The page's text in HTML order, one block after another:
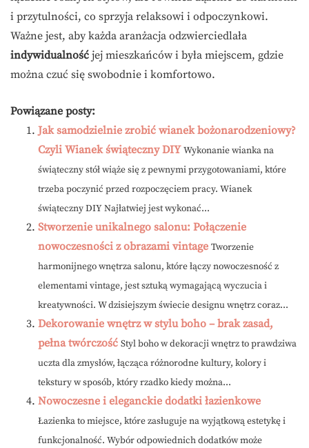
i przytulności, co sprzyja relaksowi i odpoczynkowi.
Ważne jest, aby każda aranżacja odzwierciedlała
indywidualność jej mieszkańców i była miejscem, gdzie
można czuć się swobodnie i komfortowo.
Powiązane posty:
Jak samodzielnie zrobić wianek bożonarodzeniowy?
Czyli Wianek świąteczny DIY Wykonanie wianka na
świąteczny stół wiąże się z pewnymi przygotowaniami, które
trzeba poczynić przed rozpoczęciem pracy. Wianek
świąteczny DIY Najłatwiej jest wykonać...
Stworzenie unikalnego salonu: Połączenie
nowoczesności z obrazami vintage Tworzenie
harmonijnego wnętrza salonu, które łączy nowoczesność z
elementami vintage, jest sztuką wymagającą wyczucia i
kreatywności. W dzisiejszym świecie designu wnętrz coraz...
Dekorowanie wnętrz w stylu boho – brak zasad,
pełna twórczość Styl boho w dekoracji wnętrz to prawdziwa
uczta dla zmysłów, łącząca różnorodne kultury, kolory i
tekstury w sposób, który rzadko kiedy można...
Nowoczesne i eleganckie dodatki łazienkowe
Łazienka to miejsce, które zasługuje na wyjątkową estetykę i
funkcjonalność. Wybór odpowiednich dodatków może